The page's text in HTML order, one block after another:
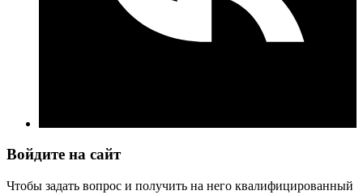
Войдите на сайт
Чтобы задать вопрос и получить на него квалифицированный